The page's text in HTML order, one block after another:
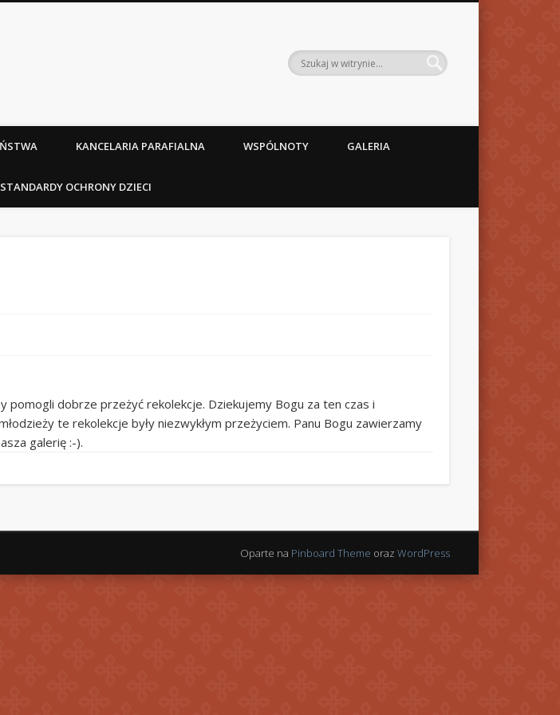
KANCELARIA PARAFIALNA WSPÓLNOTY GALERIA
STANDARDY OCHRONY DZIECI
pomogli dobrze przeżyć rekolekcje. Dziekujemy Bogu za ten czas i
te rekolekcje były niezwykłym przeżyciem. Panu Bogu zawierzamy
galerię :-).
Oparte na Pinboard Theme oraz WordPress